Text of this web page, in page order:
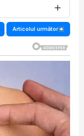
＋
Articolul următor